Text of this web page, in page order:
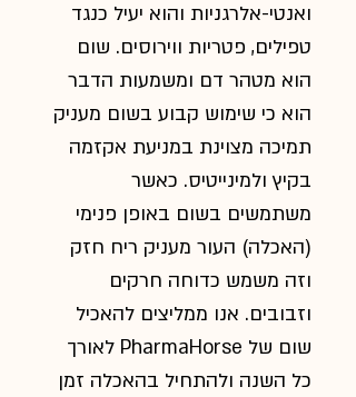
ואנטי-אלרגניות והוא יעיל כנגד
טפילים, פטריות ווירוסים. שום
הוא מטהר דם ומשמעות הדבר
הוא כי שימוש קבוע בשום מעניק
תמיכה מצוינת במניעת אקזמה
בקיץ ולמינייטיס. כאשר
משתמשים בשום באופן פנימי
(האכלה) העור מעניק ריח חזק
וזה משמש כדוחה חרקים
וזבובים. אנו ממליצים להאכיל
שום של PharmaHorse לאורך
כל השנה ולהתחיל בהאכלה זמן